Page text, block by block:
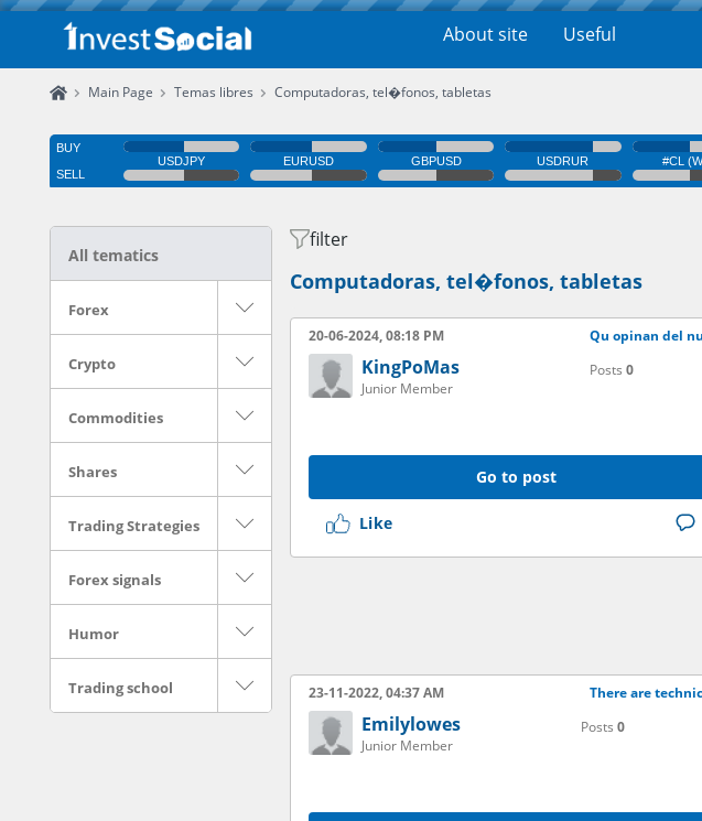
About site Useful
Main Page Temas libres Computadoras, tel�fonos, tabletas
All tematics
Forex
Crypto
Commodities
Shares
Trading Strategies
Forex signals
Humor
Trading school
filter
Computadoras, tel�fonos, tabletas
20-06-2024, 08:18 PM Qu opinan del
KingPoMas
Junior Member
Posts 0
Go to post
Like
23-11-2022, 04:37 AM There are
Emilylowes
Junior Member
Posts 0